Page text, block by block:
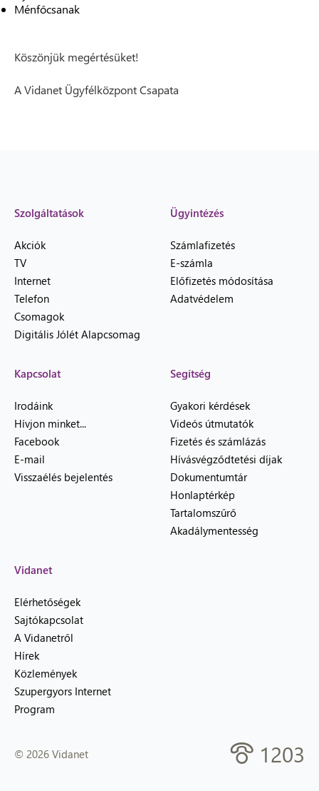
Ménfőcsanak
Köszönjük megértésüket!
A Vidanet Ügyfélközpont Csapata
Szolgáltatások
Akciók
TV
Internet
Telefon
Csomagok
Digitális Jólét Alapcsomag
Ügyintézés
Számlafizetés
E-számla
Előfizetés módosítása
Adatvédelem
Kapcsolat
Irodáink
Hívjon minket...
Facebook
E-mail
Visszaélés bejelentés
Segítség
Gyakori kérdések
Videós útmutatók
Fizetés és számlázás
Hívásvégződtetési díjak
Dokumentumtár
Honlaptérkép
Tartalomszűrő
Akadálymentesség
Vidanet
Elérhetőségek
Sajtókapcsolat
A Vidanetről
Hírek
Közlemények
Szupergyors Internet
Program
© 2026 Vidanet 1203